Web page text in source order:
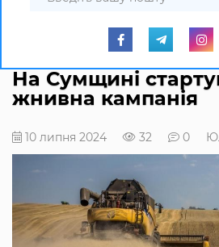
На Сумщині
жнивна кампанія
10 липня 2024 32 0